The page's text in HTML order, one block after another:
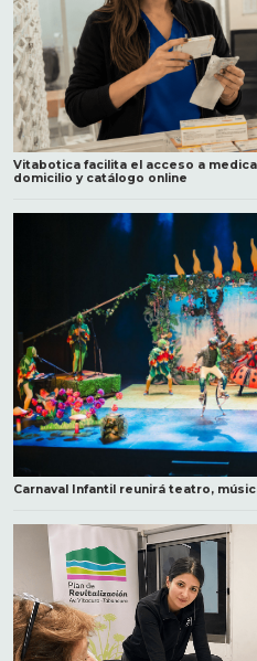
Vitabotica facilita el acceso a
domicilio y catálogo online
Carnaval Infantil reunirá teatro,